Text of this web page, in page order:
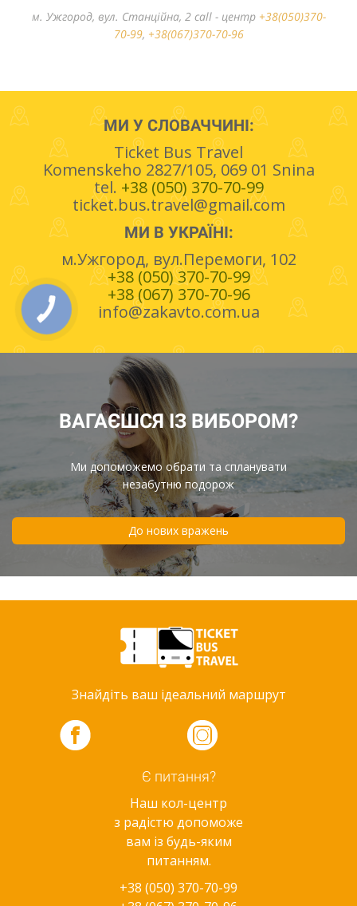
м. Ужгород, вул. Станцiйна, 2 call - центр +38(050)370-
70-99, +38(067)370-70-96
МИ У СЛОВАЧЧИНІ:
Ticket Bus Travel
Komenskeho 2827/105, 069 01 Snina
tel. +38 (050) 370-70-99
ticket.bus.travel@gmail.com
МИ В УКРАЇНІ:
м.Ужгород, вул.Перемоги, 102
+38 (050) 370-70-99
+38 (067) 370-70-96
info@zakavto.com.ua
ВАГАЄШСЯ ІЗ ВИБОРОМ?
Ми допоможемо обрати та спланувати
незабутню подорож
До нових вражень
Знайдіть ваш ідеальний маршрут
Є питання?
Наш кол-центр
з радістю допоможе
вам із будь-яким
питанням.
+38 (050) 370-70-99